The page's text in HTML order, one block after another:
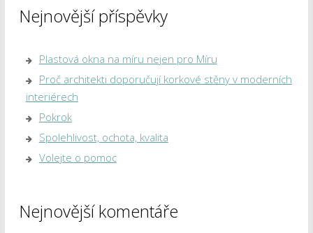
Nejnovější příspěvky
Plastová okna na míru nejen pro Míru
Proč architekti doporučují korkové stěny v moderních
interiérech
Pokrok
Spolehlivost, ochota, kvalita
Volejte o pomoc
Nejnovější komentáře